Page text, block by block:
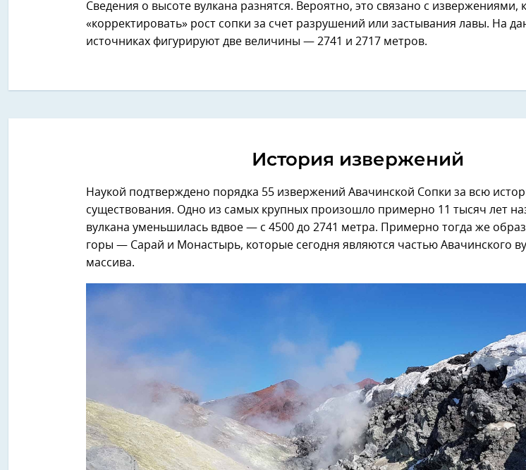
Сведения о высоте вулкана разнятся. Вероятно, это связано с извержениями,
«корректировать» рост сопки за счет разрушений или застывания лавы. На
источниках фигурируют две величины — 2741 и 2717 метров.
История извержений
Наукой подтверждено порядка 55 извержений Авачинской Сопки за всю
существования. Одно из самых крупных произошло примерно 11 тысяч лет
вулкана уменьшилась вдвое — с 4500 до 2741 метра. Примерно тогда же
горы — Сарай и Монастырь, которые сегодня являются частью Авачинского
массива.